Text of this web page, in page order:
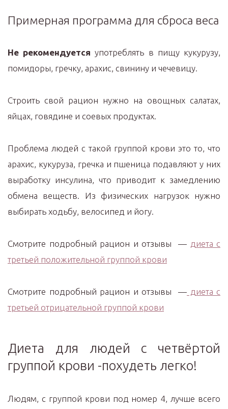
Примерная программа для сброса веса
Не рекомендуется употреблять в пищу кукурузу,
помидоры, гречку, арахис, свинину и чечевицу.
Строить свой рацион нужно на овощных салатах,
яйцах, говядине и соевых продуктах.
Проблема людей с такой группой крови это то, что
арахис, кукуруза, гречка и пшеница подавляют у них
выработку инсулина, что приводит к замедлению
обмена веществ. Из физических нагрузок нужно
выбирать ходьбу, велосипед и йогу.
Смотрите подробный рацион и отзывы — диета с
третьей положительной группой крови
Смотрите подробный рацион и отзывы — диета с
третьей отрицательной группой крови
Диета для людей с четвёртой
группой крови -похудеть легко!
Людям, с группой крови под номер 4, лучше всего